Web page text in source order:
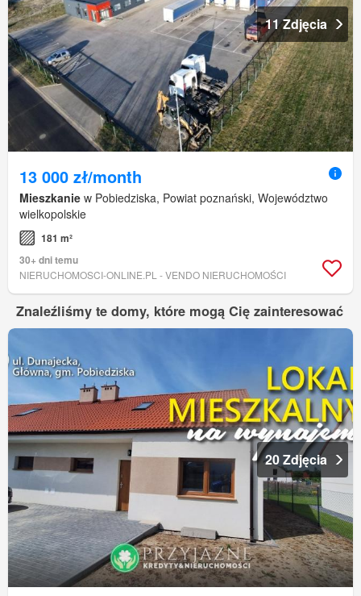
11 Zdjęcia
13 000 zł/month
Mieszkanie w Pobiedziska, Powiat poznański, Województwo
wielkopolskie
181 m²
30+ dni temu
NIERUCHOMOSCI-ONLINE.PL - VENDO NIERUCHOMOŚCI
Znaleźliśmy te domy, które mogą Cię zainteresować
20 Zdjęcia